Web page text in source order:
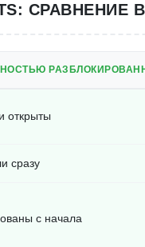
СРАВНЕНИЕ
открыты
сразу
с начала